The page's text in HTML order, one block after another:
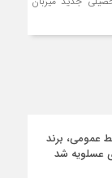
عمومی، برند
عسلویه شد